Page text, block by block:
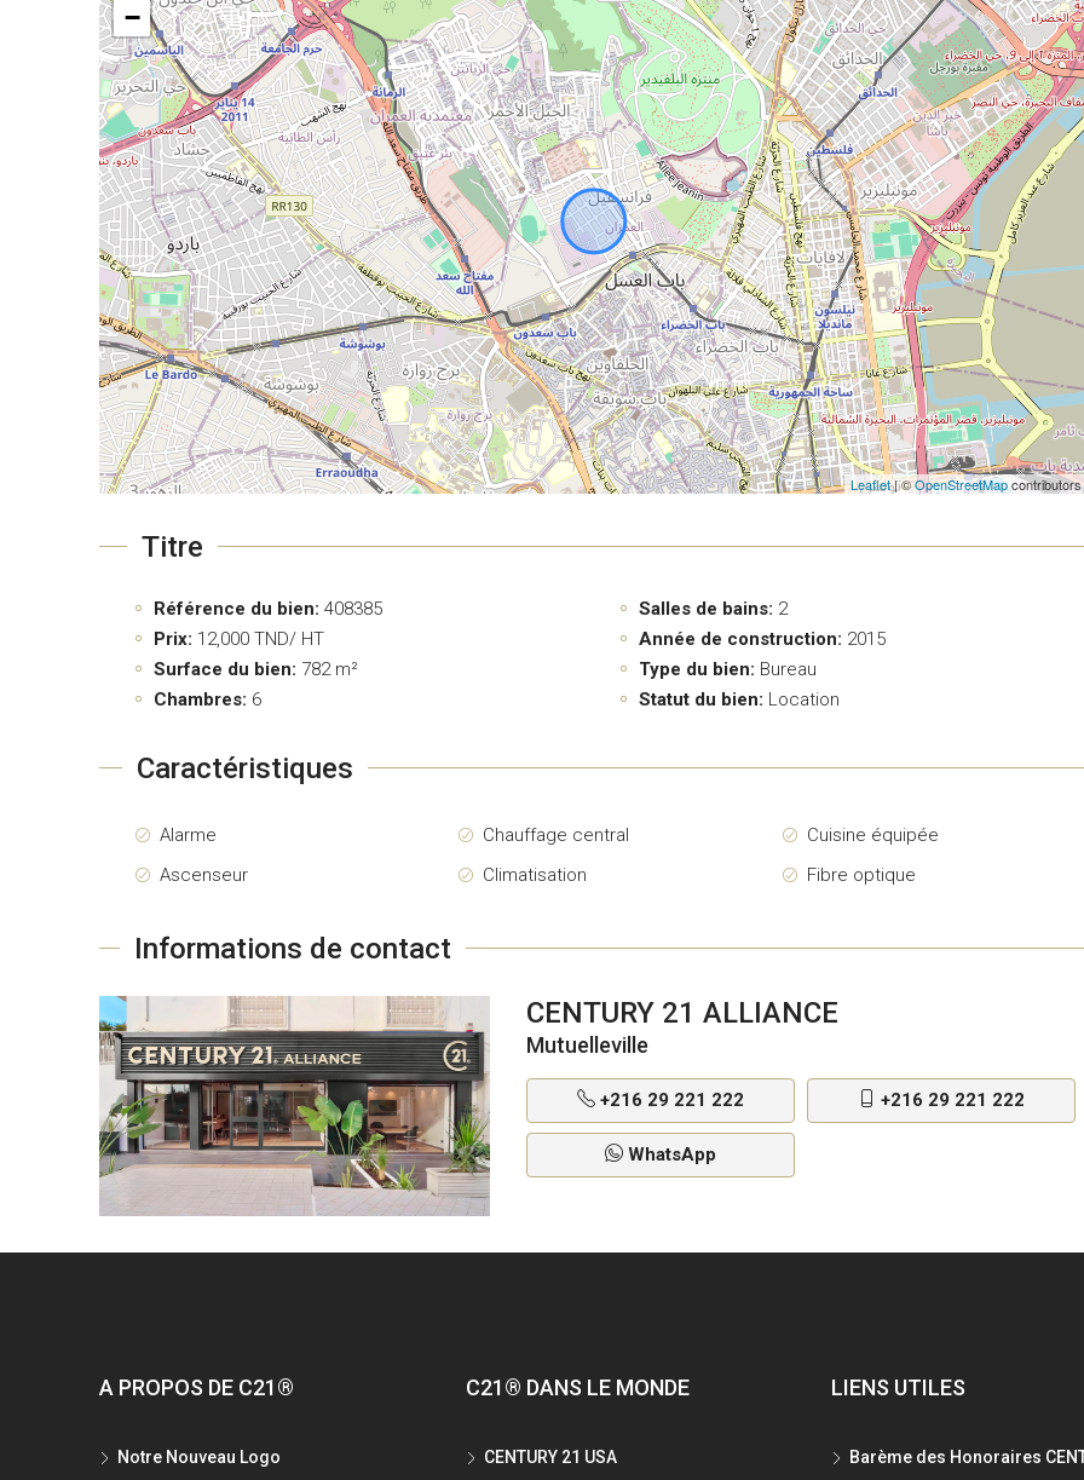
−
Leaflet| ©OpenStreetMapcontributors
Titre
Référence du bien: 408385
Prix: 12,000 TND/ HT
Surface du bien: 782 m²
Chambres: 6
Salles de bains: 2
Année de construction: 2015
Type du bien: Bureau
Statut du bien: Location
Caractéristiques
Alarme
Ascenseur
Chauffage central
Climatisation
Cuisine équipée
Fibre optique
Informations de contact
CENTURY 21 ALLIANCE
Mutuelleville
+216 29 221 222 +216 29 221 222
WhatsApp
A PROPOS DE C21®
Notre Nouveau Logo
C21® DANS LE MONDE
CENTURY 21 USA
LIENS UTILES
Barème des Honoraires